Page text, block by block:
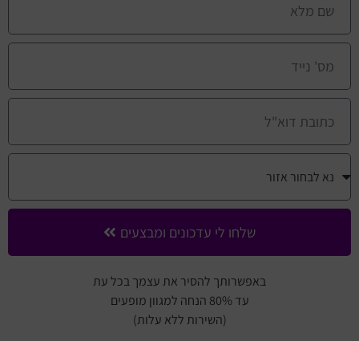
שלחו לי עדכונים ומבצעים
באפשרותך להסיר את עצמך בכל עת
עד 80% הנחה למגוון מופעים
(השירות ללא עלות)